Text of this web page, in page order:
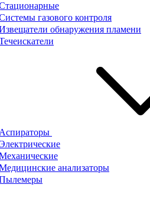
газового контроля
обнаружения пламени
Аспираторы
анализаторы